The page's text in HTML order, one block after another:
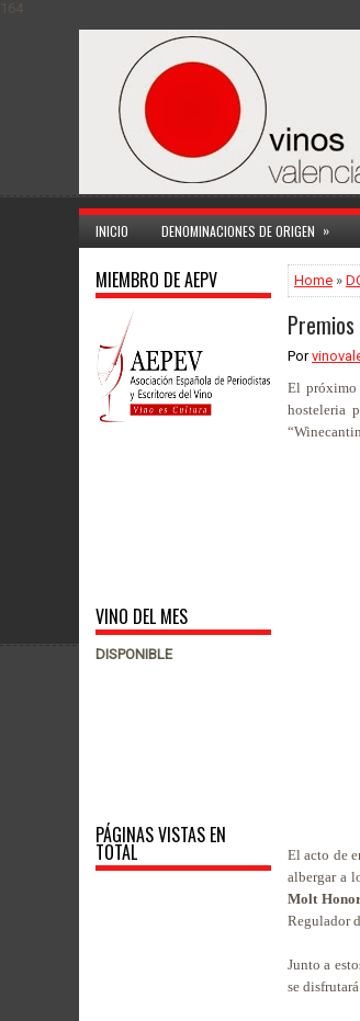
164
INICIO DENOMINACIONES DE ORIGEN »
MIEMBRO DE AEPV
VINO DEL MES
DISPONIBLE
PÁGINAS VISTAS EN
TOTAL
Home »
Por
El próximo
hosteleria
El acto de
albergar a
Molt
Regulador
Junto a
se